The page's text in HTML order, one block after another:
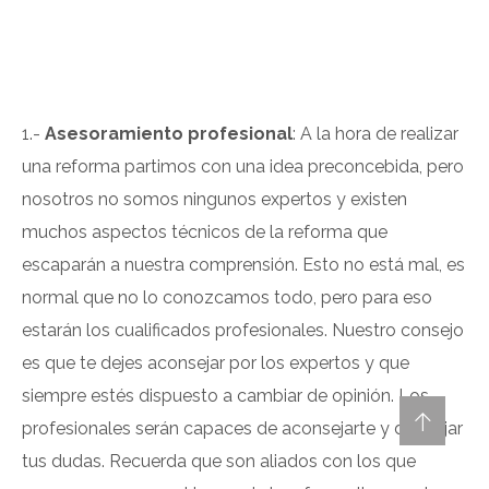
1.- Asesoramiento profesional: A la hora de realizar
una reforma partimos con una idea preconcebida, pero
nosotros no somos ningunos expertos y existen
muchos aspectos técnicos de la reforma que
escaparán a nuestra comprensión. Esto no está mal, es
normal que no lo conozcamos todo, pero para eso
estarán los cualificados profesionales. Nuestro consejo
es que te dejes aconsejar por los expertos y que
siempre estés dispuesto a cambiar de opinión. Los
profesionales serán capaces de aconsejarte y despejar
tus dudas. Recuerda que son aliados con los que